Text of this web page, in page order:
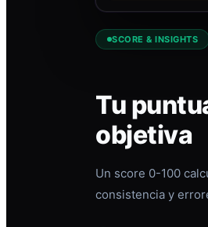
SCORE & INSIGHTS
Tu
objetiva
Un score 0-100
consistencia y